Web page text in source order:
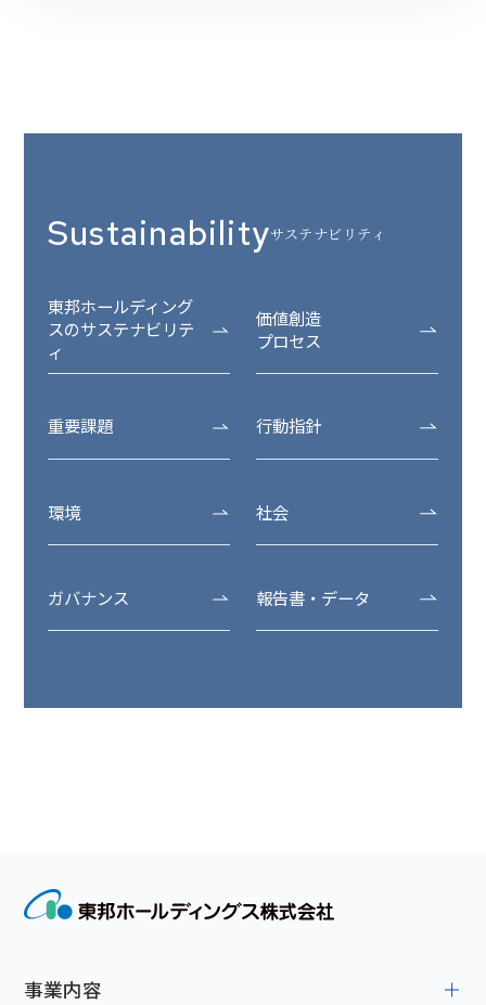
Sustainabilityサステナビリティ
東邦ホールディング
スのサステナビリテ
ィ
価値創造
プロセス
重要課題 行動指針
環境 社会
ガバナンス 報告書・データ
事業内容